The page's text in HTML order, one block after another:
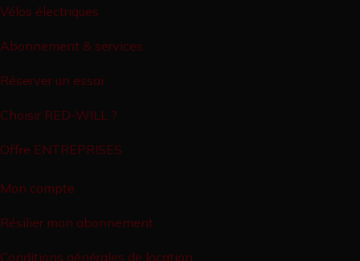
Vélos électriques
Abonnement & services
Réserver un essai
Choisir RED-WILL ?
Offre ENTREPRISES
Mon compte
Résilier mon abonnement
Conditions générales de location